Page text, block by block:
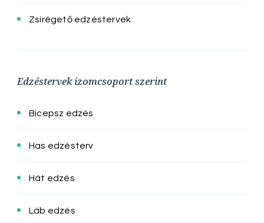
Zsírégető edzéstervek
Edzéstervek izomcsoport szerint
Bicepsz edzés
Has edzésterv
Hát edzés
Láb edzés